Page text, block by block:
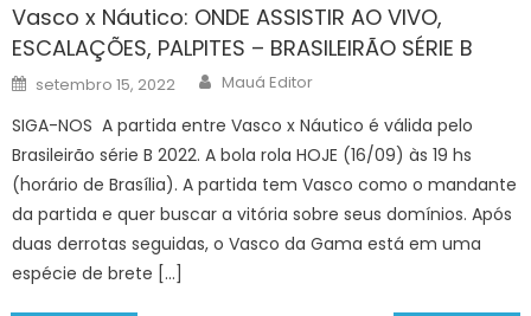
Vasco x Náutico: ONDE ASSISTIR AO VIVO,
ESCALAÇÕES, PALPITES – BRASILEIRÃO SÉRIE B
Posted
on
setembro 15, 2022 Author
Mauá Editor
SIGA-NOS A partida entre Vasco x Náutico é válida pelo
Brasileirão série B 2022. A bola rola HOJE (16/09) às 19 hs
(horário de Brasília). A partida tem Vasco como o mandante
da partida e quer buscar a vitória sobre seus domínios. Após
duas derrotas seguidas, o Vasco da Gama está em uma
espécie de brete […]